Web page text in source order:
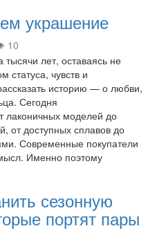
украшение
10
лет, оставаясь не
статуса, чувств и
историю — о любви,
Сегодня
лаконичных моделей до
от доступных сплавов до
Современные покупатели
Именно поэтому
сезонную
портят пары